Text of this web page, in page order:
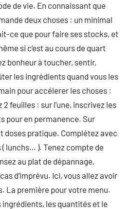
de vie. En connaissant que
deux choses : un minimal
ce que pour faire ses stocks, et
si c’est au cours de quart
bonheur à toucher, sentir,
les ingrédients quand vous les
pour accélerer les choses :
feuilles : sur l’une, inscrivez les
pour en permanence. Sur
doses pratique. Complétez avec
lunchs… ). Tenez compte de
au plat de dépannage,
d’imprévu. Ici, vous allez avoir
La première pour votre menu.
ingrédients, les quantités et le